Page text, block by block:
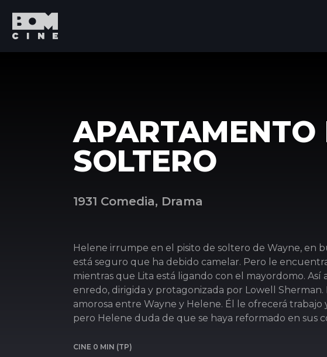
APARTAMENTO
SOLTERO
1931 Comedia, Drama
Helene irrumpe en el pisito de soltero de Wayne, en
está seguro que ha debido camelar. Pero le
mientras que Lita está ligando con el mayordomo. Así
enredo, dirigida y protagonizada por Lowell Sherman.
amorosa entre Wayne y Helene. Él le ofrecerá trabajo
pero Helene duda de que se haya reformado en sus
CINE 0 MIN (TP)